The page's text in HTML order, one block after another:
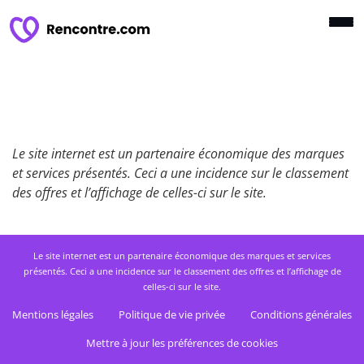
Le site internet est un partenaire économique des marques
et services présentés. Ceci a une incidence sur le classement
des offres et l’affichage de celles-ci sur le site.
Le site internet est un partenaire économique des marques et services
présentés. Ceci a une incidence sur le classement des offres et l’affichage de
celles-ci sur le site.
Mentions légales Politique de vie privée
Conditions générales
Mettre à jour les préférences de cookies